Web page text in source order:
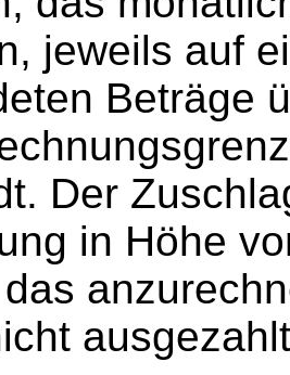
jeweils auf
Beträge
Der
in Höhe